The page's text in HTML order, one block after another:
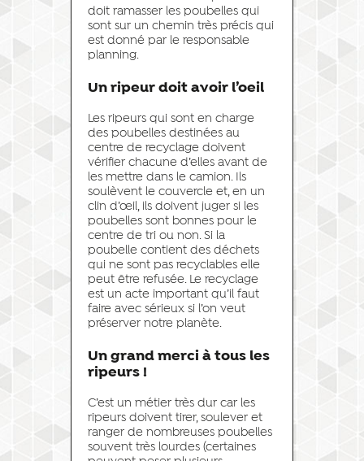
doit ramasser les poubelles qui
sont sur un chemin très précis qui
est donné par le responsable
planning.
Un ripeur doit avoir l’oeil
Les ripeurs qui sont en charge
des poubelles destinées au
centre de recyclage doivent
vérifier chacune d’elles avant de
les mettre dans le camion. Ils
soulèvent le couvercle et, en un
clin d’œil, ils doivent juger si les
poubelles sont bonnes pour le
centre de tri ou non. Si la
poubelle contient des déchets
qui ne sont pas recyclables elle
peut être refusée. Le recyclage
est un acte important qu’il faut
faire avec sérieux si l’on veut
préserver notre planète.
Un grand merci à tous les
ripeurs !
C’est un métier très dur car les
ripeurs doivent tirer, soulever et
ranger de nombreuses poubelles
souvent très lourdes (certaines